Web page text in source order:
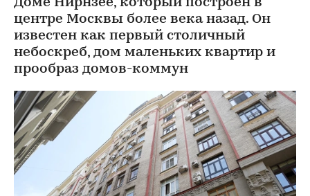
центре Москвы более века назад. Он
известен как первый столичный
небоскреб, дом маленьких квартир и
прообраз домов-коммун